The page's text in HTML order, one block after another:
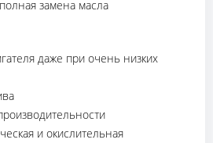
замена масла
даже при очень низких
и окислительная